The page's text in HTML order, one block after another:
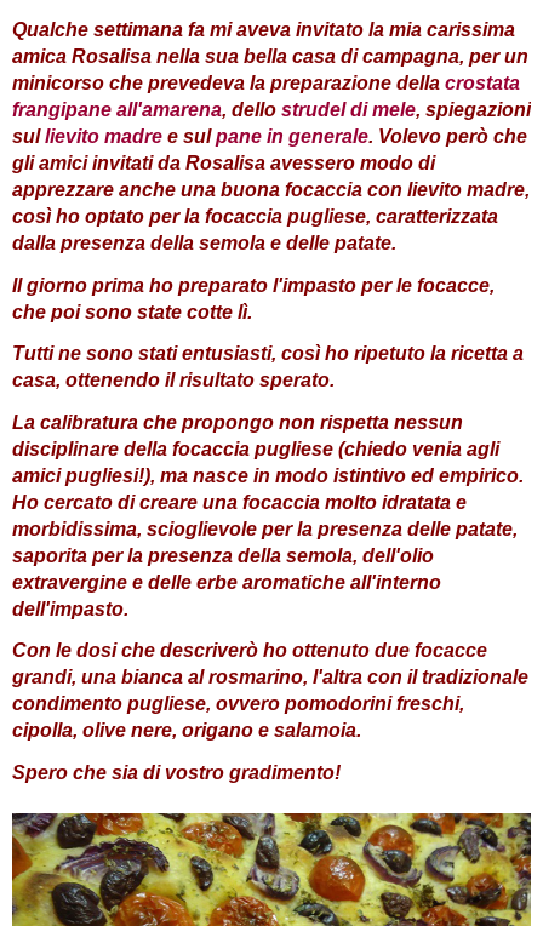
Qualche settimana fa mi aveva invitato la mia carissima
amica Rosalisa nella sua bella casa di campagna, per un
minicorso che prevedeva la preparazione della crostata
frangipane all'amarena, dello strudel di mele, spiegazioni
sullievito madre e sulpane in generale. Volevo però che
gli amici invitati da Rosalisa avessero modo di
apprezzare anche una buona focaccia con lievito madre,
così ho optato per la focaccia pugliese, caratterizzata
dalla presenza della semola e delle patate.
Il giorno prima ho preparato l'impasto per le focacce,
che poi sono state cotte lì.
Tutti ne sono stati entusiasti, così ho ripetuto la ricetta a
casa, ottenendo il risultato sperato.
La calibratura che propongo non rispetta nessun
disciplinare della focaccia pugliese (chiedo venia agli
amici pugliesi!), ma nasce in modo istintivo ed empirico.
Ho cercato di creare una focaccia molto idratata e
morbidissima, scioglievole per la presenza delle patate,
saporita per la presenza della semola, dell'olio
extravergine e delle erbe aromatiche all'interno
dell'impasto.
Con le dosi che descriverò ho ottenuto due focacce
grandi, una bianca al rosmarino, l'altra con il tradizionale
condimento pugliese, ovvero pomodorini freschi,
cipolla, olive nere, origano e salamoia.
Spero che sia di vostro gradimento!